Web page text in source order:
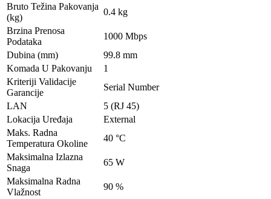
Bruto Težina Pakovanja
(kg)
0.4 kg
Brzina Prenosa
Podataka
1000 Mbps
Dubina (mm)
99.8 mm
Komada U Pakovanju
1
Kriteriji Validacije
Garancije
Serial Number
LAN
5 (RJ 45)
Lokacija Uređaja
External
Maks. Radna
Temperatura Okoline
40 °C
Maksimalna Izlazna
Snaga
65 W
Maksimalna Radna
Vlažnost
90 %